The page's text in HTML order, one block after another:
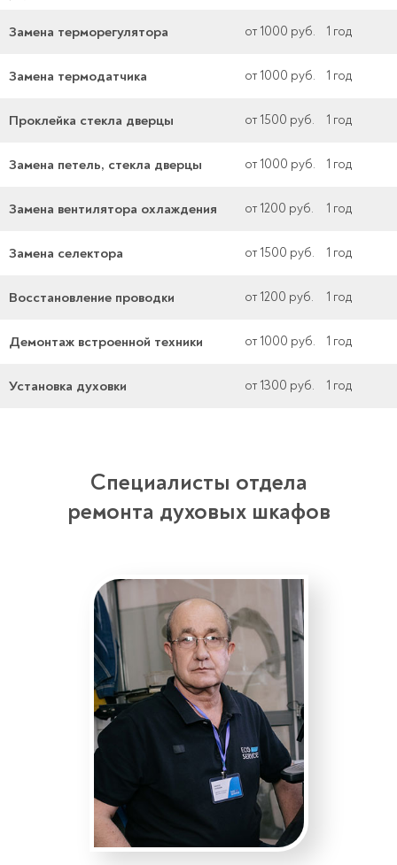
Замена терморегулятора от 1000 руб. 1 год
Замена термодатчика от 1000 руб. 1 год
Проклейка стекла дверцы от 1500 руб. 1 год
Замена петель, стекла дверцы от 1000 руб. 1 год
Замена вентилятора охлаждения от 1200 руб. 1 год
Замена селектора от 1500 руб. 1 год
Восстановление проводки от 1200 руб. 1 год
Демонтаж встроенной техники от 1000 руб. 1 год
Установка духовки от 1300 руб. 1 год
Специалисты отдела
ремонта духовых шкафов